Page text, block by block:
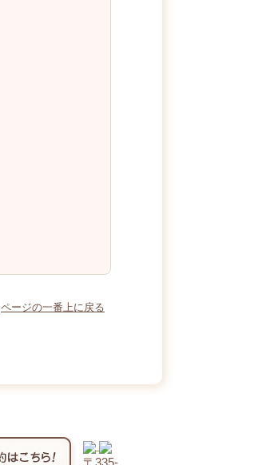
ページの一番上に戻る
〒335‐